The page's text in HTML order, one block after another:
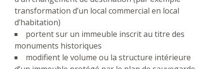
transformation d’un local commercial en local
d’habitation)
portent sur un immeuble inscrit au titre des
monuments historiques
modifient le volume ou la structure intérieure